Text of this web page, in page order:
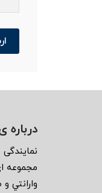
درباره
نمايندگى
مجموعه
وارانتي